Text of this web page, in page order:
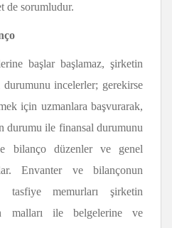
de sorumludur.
başlar başlamaz, şirketin
durumunu incelerler; gerekirse
için uzmanlara başvurarak,
durumu ile finansal durumunu
bilanço düzenler ve genel
Envanter ve bilançonun
tasfiye memurları şirketin
malları ile belgelerine ve